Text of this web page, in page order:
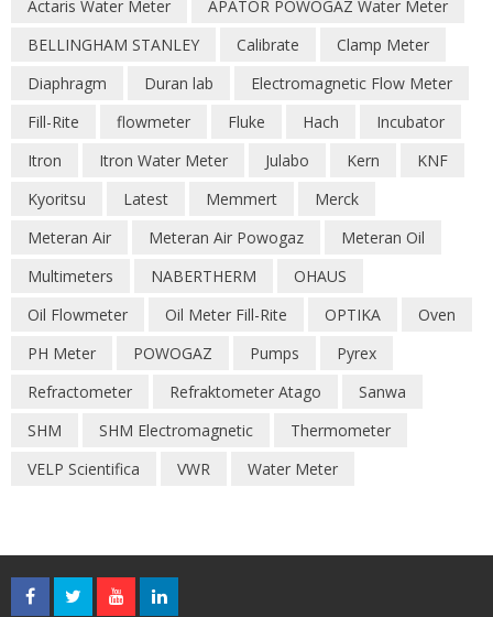
Actaris Water Meter
APATOR POWOGAZ Water Meter
BELLINGHAM STANLEY
Calibrate
Clamp Meter
Diaphragm
Duran lab
Electromagnetic Flow Meter
Fill-Rite
flowmeter Fluke Hach
Incubator
Itron
Itron Water Meter Julabo Kern
KNF
Kyoritsu
Latest Memmert
Merck
Meteran Air
Meteran Air Powogaz
Meteran Oil
Multimeters
NABERTHERM
OHAUS
Oil Flowmeter
Oil Meter Fill-Rite OPTIKA
Oven
PH Meter
POWOGAZ Pumps
Pyrex
Refractometer
Refraktometer Atago
Sanwa
SHM
SHM Electromagnetic
Thermometer
VELP Scientifica
VWR Water Meter